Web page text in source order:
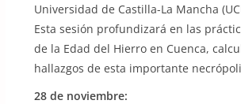
Universidad de Castilla-La Mancha
Esta sesión profundizará en las
de la Edad del Hierro en Cuenca,
hallazgos de esta importante
28 de noviembre: